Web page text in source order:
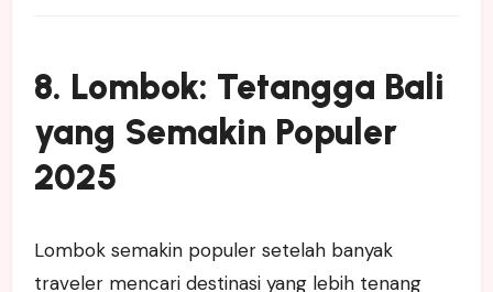
8. Lombok: Tetangga Bali
yang Semakin Populer
2025
Lombok semakin populer setelah banyak
traveler mencari destinasi yang lebih tenang